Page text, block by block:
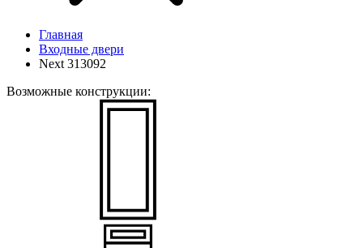
Главная
Входные двери
Next 313092
Возможные конструкции: